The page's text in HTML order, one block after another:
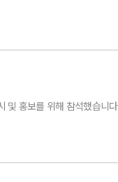
활용하시는 충북대학교 이
육을 진행하였습니다.
른 운용방법에 중점을 두어
및 홍보를 위해 참석했습니